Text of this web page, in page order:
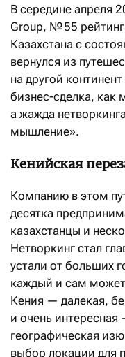
В середине апреля
Group, № 55
Казахстана с
вернулся из
на другой
бизнес-сделка, как
а жажда
мышление».
Кенийская
Компанию в этом
десятка
казахстанцы и
Нетворкинг стал
устали от больших
каждый и сам может
Кения — далекая,
и очень
географическая
выбор локации для